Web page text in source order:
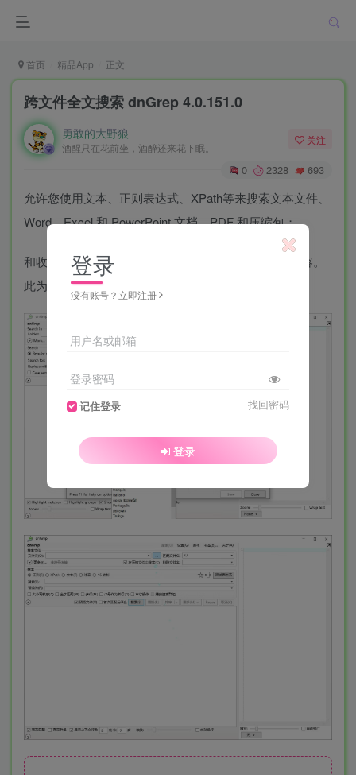
首页 精品App 正文
跨文件全文搜索 dnGrep 4.0.151.0
勇敢的大野狼
酒醒只在花前坐，酒醉还来花下眠。
关注
0 2328 693
允许您使用文本、正则表达式、XPath等来搜索文本文件、
Word、Excel 和 PowerPoint 文档、PDF 和压缩包；
和收费软件Filelocator Pro有点类似，可以查找文件内容。
此为便携版，软件支持中文，可在设置中自行切换
登录
没有账号？立即注册
用户名或邮箱
登录密码
记住登录 找回密码
登录